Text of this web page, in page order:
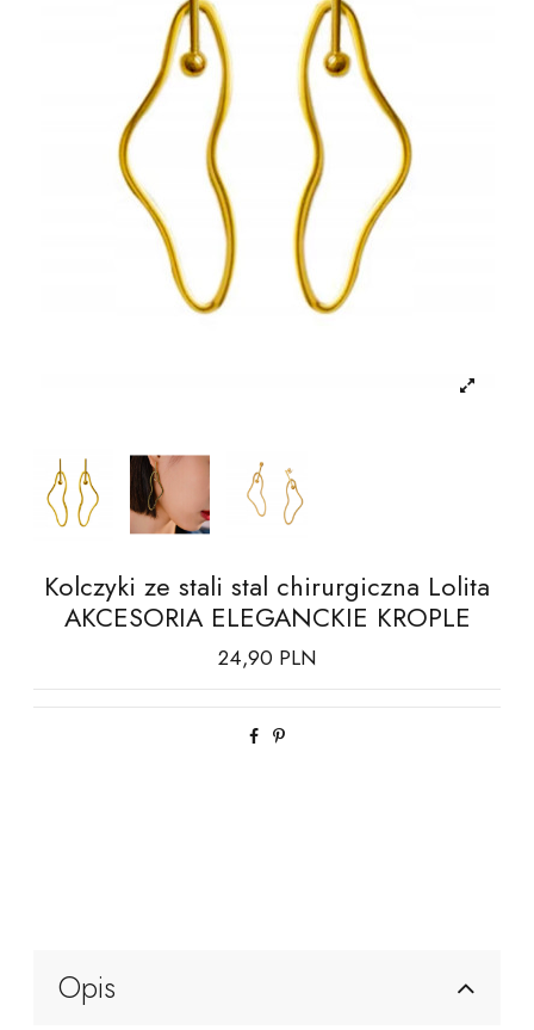
Kolczyki ze stali stal chirurgiczna Lolita
AKCESORIA ELEGANCKIE KROPLE
24,90 PLN
Opis